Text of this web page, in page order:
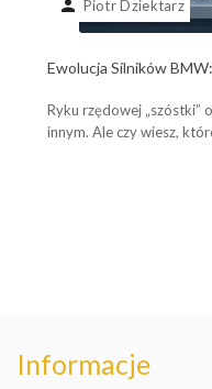
person Piotr Dziektarz
Ewolucja Silników
Wybierz Olej Idealny!
Ryku rzędowej „szóstki”
innym. Ale czy wiesz,
Informacje